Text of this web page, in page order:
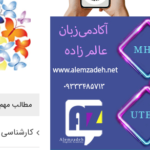
مطالب
کارشناسی